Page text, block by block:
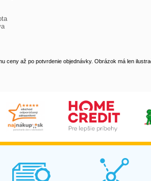
ceny až po potvrdenie objednávky. Obrázok má len